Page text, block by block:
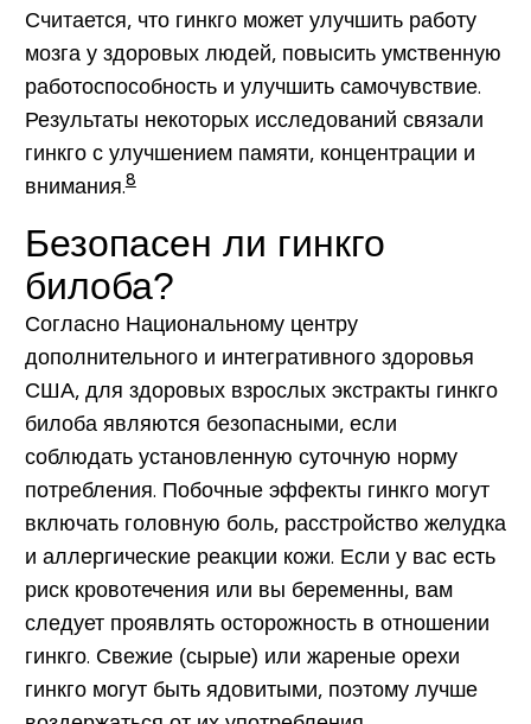
Считается, что гинкго может улучшить работу
мозга у здоровых людей, повысить умственную
работоспособность и улучшить самочувствие.
Результаты некоторых исследований связали
гинкго с улучшением памяти, концентрации и
внимания.8
Безопасен ли гинкго
билоба?
Согласно Национальному центру
дополнительного и интегративного здоровья
США, для здоровых взрослых экстракты гинкго
билоба являются безопасными, если
соблюдать установленную суточную норму
потребления. Побочные эффекты гинкго могут
включать головную боль, расстройство желудка
и аллергические реакции кожи. Если у вас есть
риск кровотечения или вы беременны, вам
следует проявлять осторожность в отношении
гинкго. Свежие (сырые) или жареные орехи
гинкго могут быть ядовитыми, поэтому лучше